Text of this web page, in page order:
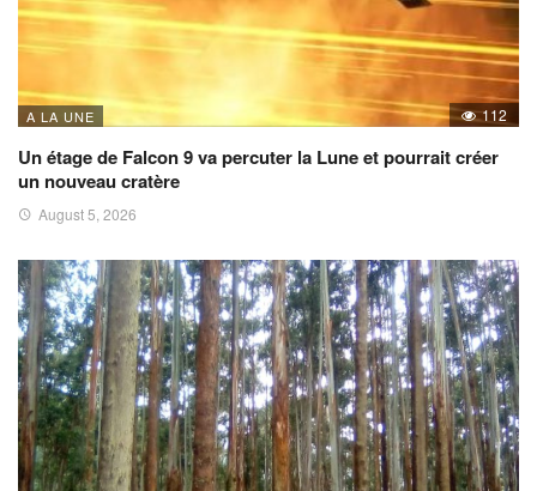
A LA UNE 112
Un étage de Falcon 9 va percuter la Lune et pourrait créer
un nouveau cratère
August 5, 2026